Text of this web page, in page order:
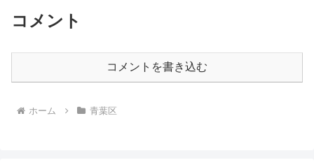
コメント
コメントを書き込む
ホーム 青葉区